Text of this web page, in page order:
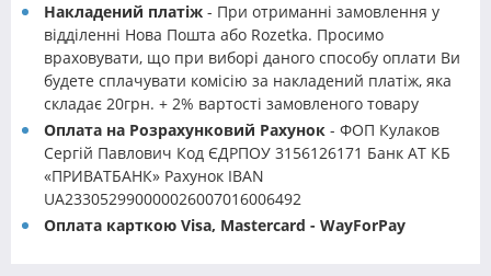
Накладений платіж - При отриманні замовлення у
відділенні Нова Пошта або Rozetka. Просимо
враховувати, що при виборі даного способу оплати Ви
будете сплачувати комісію за накладений платіж, яка
складає 20грн. + 2% вартості замовленого товару
Оплата на Розрахунковий Рахунок - ФОП Кулаков
Сергій Павлович Код ЄДРПОУ 3156126171 Банк АТ КБ
«ПРИВАТБАНК» Рахунок IBAN
UA233052990000026007016006492
Оплата карткою Visa, Mastercard - WayForPay